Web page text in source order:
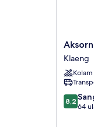
Aksorn
Rayong
The
Vitality
Klaeng
Klaeng
8.2
dari
8,2
64